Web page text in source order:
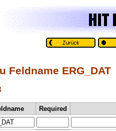
Feldname ERG_DAT
Required